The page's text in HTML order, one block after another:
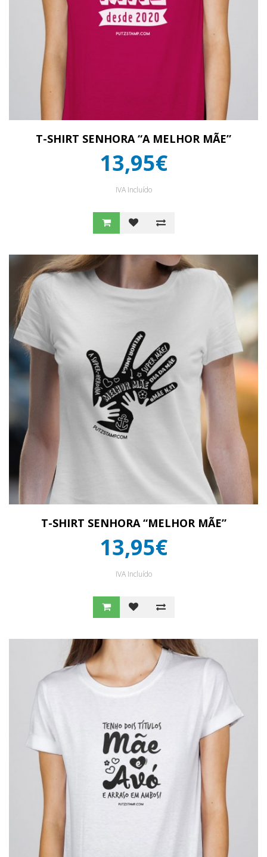
T-SHIRT SENHORA “A MELHOR MÃE”
13,95€
IVA Incluído
T-SHIRT SENHORA “MELHOR MÃE”
13,95€
IVA Incluído